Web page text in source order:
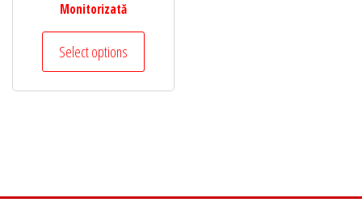
Monitorizată
Select options